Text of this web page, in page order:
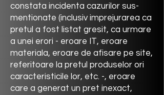
constata incidenta cazurilor sus-
mentionate (inclusiv imprejurarea ca
pretul a fost listat gresit, ca urmare
a unei erori - eroare IT, eroare
materiala, eroare de afisare pe site,
referitoare la pretul produselor ori
caracteristicile lor, etc. -, eroare
care a generat un pret inexact,